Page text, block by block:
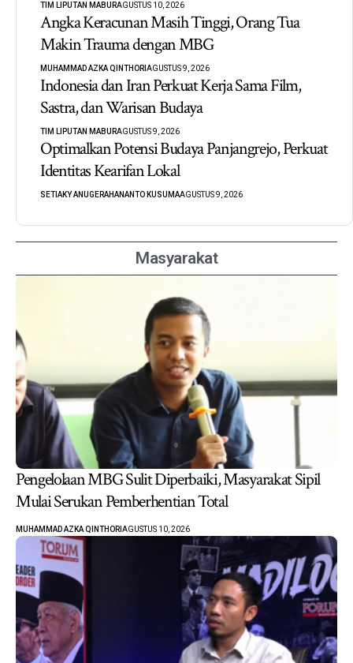
TIM LIPUTAN MABURAGUSTUS 10, 2026
Angka Keracunan Masih Tinggi, Orang Tua
Makin Trauma dengan MBG
MUHAMMAD AZKA QINTHORI AGUSTUS 9, 2026
Indonesia dan Iran Perkuat Kerja Sama Film,
Sastra, dan Warisan Budaya
TIM LIPUTAN MABURAGUSTUS 9, 2026
Optimalkan Potensi Budaya Panjangrejo, Perkuat
Identitas Kearifan Lokal
SETIAKY ANUGERAHANANTO KUSUMAAGUSTUS 9, 2026
Masyarakat
Pengelolaan MBG Sulit Diperbaiki, Masyarakat Sipil
Mulai Serukan Pemberhentian Total
MUHAMMAD AZKA QINTHORI AGUSTUS 10, 2026